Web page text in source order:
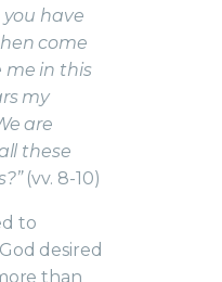
have
come
me in this
my
are
these
(vv. 8-10)
to
desired
than